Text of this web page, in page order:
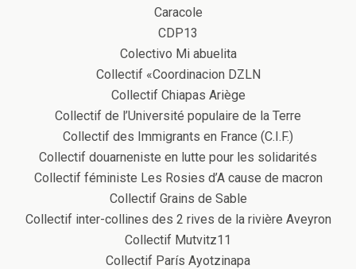
Caracole
CDP13
Colectivo Mi abuelita
Collectif «Coordinacion DZLN
Collectif Chiapas Ariège
Collectif de l’Université populaire de la Terre
Collectif des Immigrants en France (C.I.F.)
Collectif douarneniste en lutte pour les solidarités
Collectif féministe Les Rosies d’A cause de macron
Collectif Grains de Sable
Collectif inter-collines des 2 rives de la rivière Aveyron
Collectif Mutvitz11
Collectif París Ayotzinapa